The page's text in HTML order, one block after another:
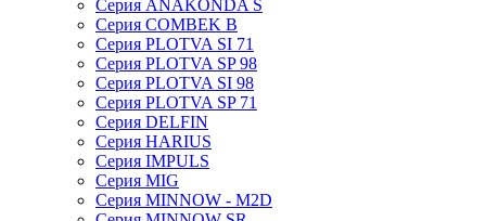
Серия ANAKONDA S
Серия COMBEK B
Серия PLOTVA SI 71
Серия PLOTVA SP 98
Серия PLOTVA SI 98
Серия PLOTVA SP 71
Серия DELFIN
Серия HARIUS
Серия IMPULS
Серия MIG
Серия MINNOW - M2D